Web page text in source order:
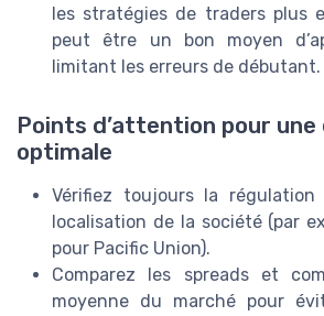
les stratégies de traders plus
peut être un bon moyen
limitant les erreurs de débutant.
Points d’attention pour
optimale
Vérifiez toujours la
localisation de la société (par
pour Pacific Union).
Comparez les spreads et
moyenne du marché pour